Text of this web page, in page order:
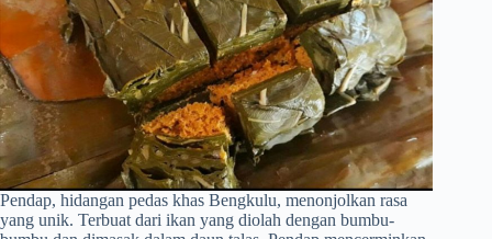
Pendap, hidangan pedas khas Bengkulu, menonjolkan rasa
yang unik. Terbuat dari ikan yang diolah dengan bumbu-